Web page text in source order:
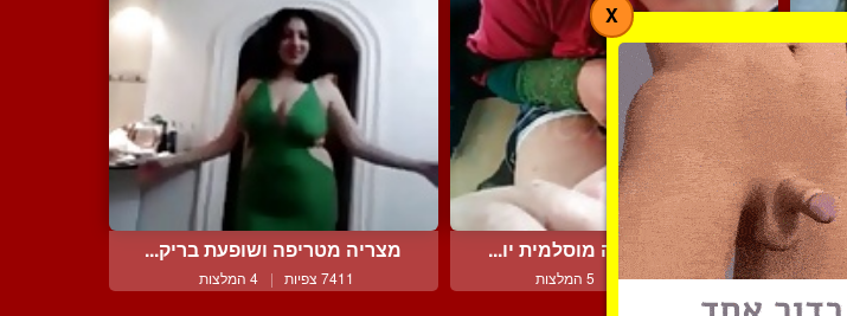
גבר מצלם אישה מוסלמית יו...
10010 צפיות 5 המלצות
מצריה מטריפה ושופעת בריק...
7411 צפיות | 4 המלצות
X